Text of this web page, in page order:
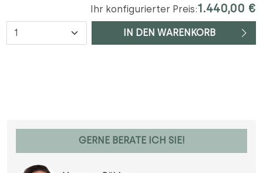
Ihr konfigurierter Preis:1.440,00 €
Anzahl IN DEN WARENKORB
GERNE BERATE ICH SIE!